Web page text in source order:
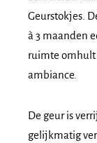
Geurstokjes.
à 3 maanden
ruimte omhult
ambiance.
De geur is
gelijkmatig